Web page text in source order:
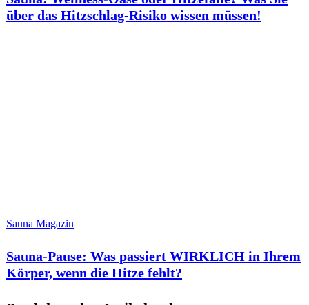
über das Hitzschlag-Risiko wissen müssen!
Sauna Magazin
Sauna-Pause: Was passiert WIRKLICH in Ihrem
Körper, wenn die Hitze fehlt?